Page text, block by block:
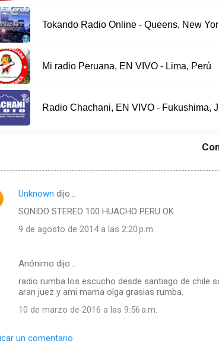
Tokando Radio Online - Queens, New
Mi radio Peruana, EN VIVO - Lima, Perú
Radio Chachani, EN VIVO - Fukushima,
Unknown dijo…
SONIDO STEREO 100 HUACHO PERU OK
9 de agosto de 2014 a las 2:20 p.m.
Anónimo dijo…
radio rumba los escucho desde santiago de chile
aran juez y ami mama olga grasias rumba.
10 de marzo de 2016 a las 9:56 a.m.
un comentario